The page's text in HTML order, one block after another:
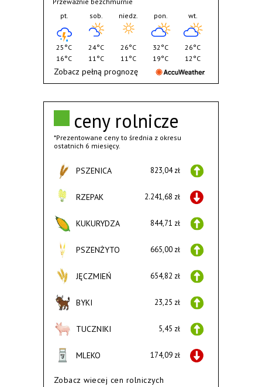
ceny rolnicze
*Prezentowane ceny to średnia z okresu
ostatnich 6 miesięcy.
PSZENICA 823,04 zł
RZEPAK 2.241,68 zł
KUKURYDZA 844,71 zł
PSZENŻYTO 665,00 zł
JĘCZMIEŃ 654,82 zł
BYKI 23,25 zł
TUCZNIKI 5,45 zł
MLEKO 174,09 zł
Zobacz wiecej cen rolniczych
pt.
25°C
16°C
sob.
24°C
11°C
niedz.
26°C
11°C
pon.
32°C
19°C
wt.
26°C
12°C
Zobacz pełną prognozę